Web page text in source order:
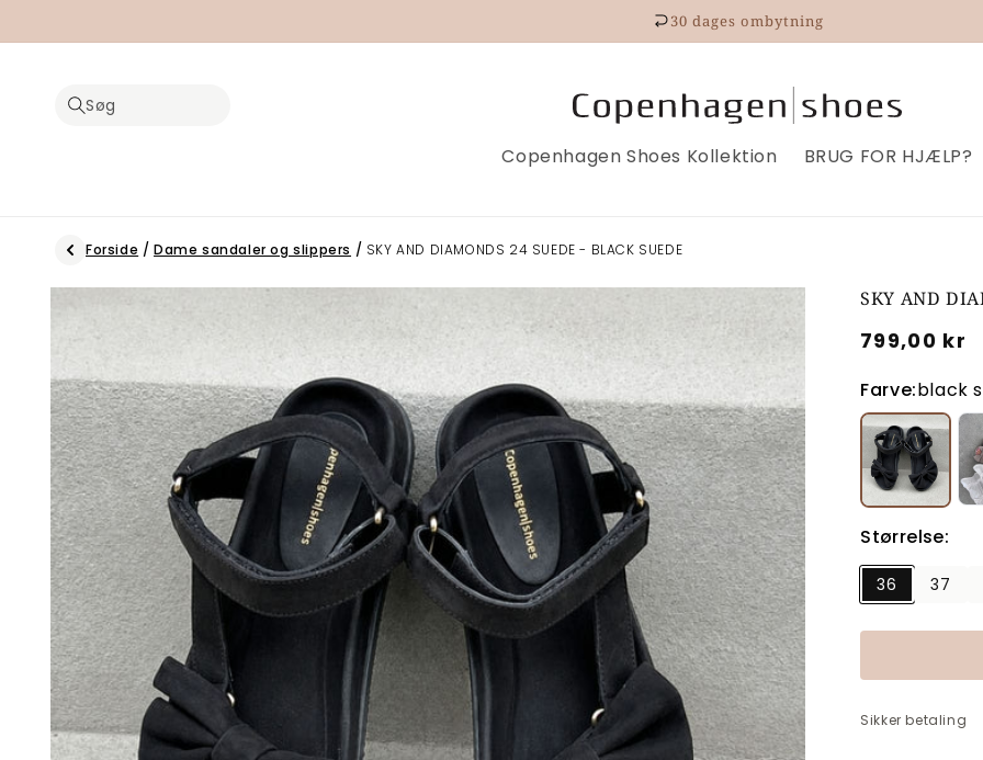
30 dages ombytning
Søg
Copenhagen Shoes Kollektion BRUG FOR HJÆLP?
Forside / Dame sandaler og slippers / SKY AND DIAMONDS 24 SUEDE - BLACK SUEDE
SKY AND
799,00 kr
Farve:black
Størrelse:
36 37
Sikker betaling